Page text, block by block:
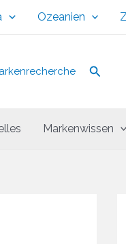
Ozeanien
Suchen
Markenwissen